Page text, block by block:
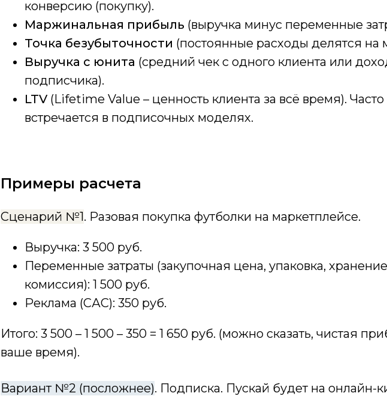
конверсию (покупку).
Маржинальная прибыль (выручка минус переменные
Точка безубыточности (постоянные расходы делятся на
Выручка с юнита (средний чек с одного клиента или
подписчика).
LTV (Lifetime Value – ценность клиента за всё время). Часто
встречается в подписочных моделях.
Примеры расчета
Сценарий №1. Разовая покупка футболки на маркетплейсе.
Выручка: 3 500 руб.
Переменные затраты (закупочная цена, упаковка,
комиссия): 1 500 руб.
Реклама (САС): 350 руб.
Итого: 3 500 – 1 500 – 350 = 1 650 руб. (можно сказать, чистая
ваше время).
Вариант №2 (посложнее). Подписка. Пускай будет на онлайн-